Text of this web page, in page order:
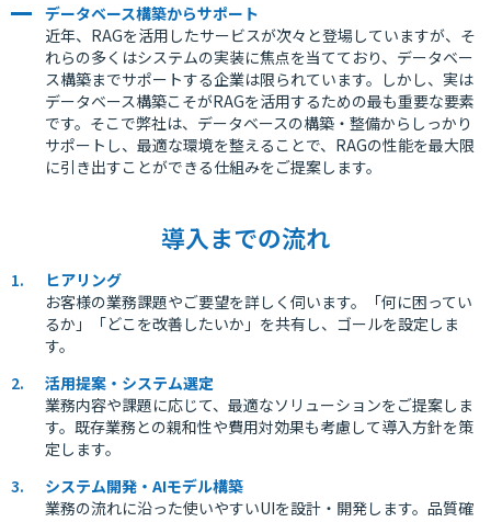
データベース構築からサポート
近年、RAGを活用したサービスが次々と登場していますが、そ
れらの多くはシステムの実装に焦点を当てており、データベー
ス構築までサポートする企業は限られています。しかし、実は
データベース構築こそがRAGを活用するための最も重要な要素
です。そこで弊社は、データベースの構築・整備からしっかり
サポートし、最適な環境を整えることで、RAGの性能を最大限
に引き出すことができる仕組みをご提案します。
導入までの流れ
ヒアリング
お客様の業務課題やご要望を詳しく伺います。「何に困ってい
るか」「どこを改善したいか」を共有し、ゴールを設定しま
す。
活用提案・システム選定
業務内容や課題に応じて、最適なソリューションをご提案しま
す。既存業務との親和性や費用対効果も考慮して導入方針を策
定します。
システム開発・AIモデル構築
業務の流れに沿った使いやすいUIを設計・開発します。品質確